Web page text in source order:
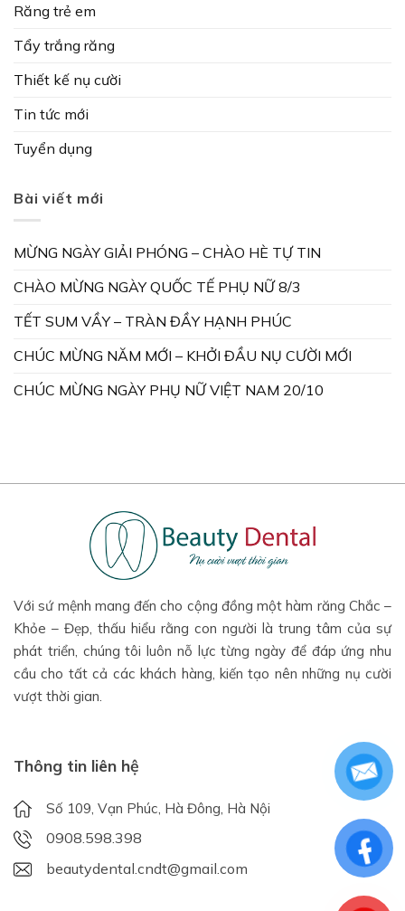
Răng trẻ em
Tẩy trắng răng
Thiết kế nụ cười
Tin tức mới
Tuyển dụng
Bài viết mới
MỪNG NGÀY GIẢI PHÓNG – CHÀO HÈ TỰ TIN
CHÀO MỪNG NGÀY QUỐC TẾ PHỤ NỮ 8/3
TẾT SUM VẦY – TRÀN ĐẦY HẠNH PHÚC
CHÚC MỪNG NĂM MỚI – KHỞI ĐẦU NỤ CƯỜI MỚI
CHÚC MỪNG NGÀY PHỤ NỮ VIỆT NAM 20/10
Với sứ mệnh mang đến cho cộng đồng một hàm răng Chắc –
Khỏe – Đẹp, thấu hiểu rằng con người là trung tâm của sự
phát triển, chúng tôi luôn nỗ lực từng ngày để đáp ứng nhu
cầu cho tất cả các khách hàng, kiến tạo nên những nụ cười
vượt thời gian.
Thông tin liên hệ
Số 109, Vạn Phúc, Hà Đông, Hà Nội
0908.598.398
beautydental.cndt@gmail.com